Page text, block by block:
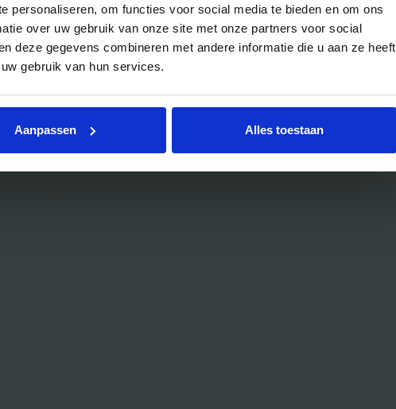
personaliseren, om functies voor social media te bieden en om ons
over uw gebruik van onze site met onze partners voor social
deze gegevens combineren met andere informatie die u aan ze heeft
gebruik van hun services.
Aanpassen Alles toestaan
Helpdesk